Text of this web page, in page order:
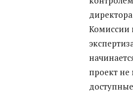
Комиссии
проект